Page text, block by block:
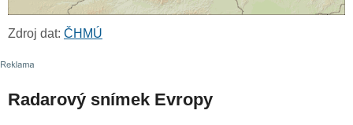
Zdroj dat: ČHMÚ
Radarový snímek Evropy